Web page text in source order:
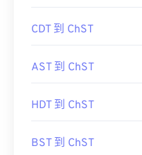
CDT 到 ChST
AST 到 ChST
HDT 到 ChST
BST 到 ChST